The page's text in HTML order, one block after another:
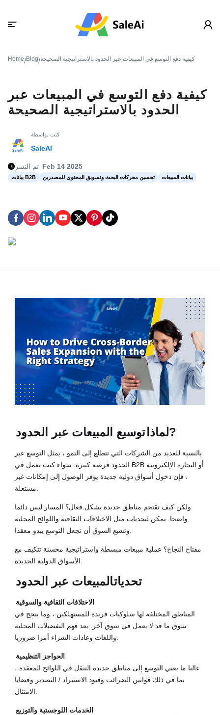
Home/Blog/كيفية دفع التوسع في المبيعات عبر الحدود بالاستراتيجية الصحيحة
كيفية دفع التوسع في المبيعات عبر
الحدود بالاستراتيجية الصحيحة
كتب بواسطة
SaleAI
تم النشر Feb 14 2025
بيانات B2B تحسين محركات البحث وتسويق المحتوى للمصدرين بيانات المبيعات
لماذا توسيع المبيعات عبر الحدود ?
بالنسبة للعديد من الشركات التي تتطلع إلى النمو ، يمثل التوسع عبر
الحدود فرصة كبيرة. سواء كنت تعمل في B2B أو التجارة الإلكترونية
، فإن دخول أسواق دولية جديدة يوفر الوصول إلى إمكانات غير
مستغلة.
ولكن كيف تقتحم مناطق جديدة بشكل فعال؟ المسار ليس دائما
واضحا. يمكن لتحديات مثل الاختلافات الثقافية واللوائح المحلية
وتشبع السوق أن تجعل التوسع يبدو معقدا.
مفتاح النجاح؟ عملية مبيعات مبسطة واستراتيجية محسنة تتكيف مع
الأسواق الدولية الجديدة.
تحدياتالمبيعات عبر الحدود
الاختلافات الثقافية والسوقية
المناطق المختلفة لها سلوكيات فريدة للمستهلكين ، وما ينجح في
سوق ما قد لا يعمل في سوق آخر. يعد فهم التفضيلات المحلية
واللغات وعادات الشراء أمرا ضروريا.
الحواجز التنظيمية
غالبا ما يعني التوسع إلى مناطق جديدة التنقل في اللوائح المعقدة ،
بما في ذلك قوانين الضرائب وقيود الاستيراد / التصدير وقضايا
الامتثال.
الخدمات اللوجستية والتوزيع